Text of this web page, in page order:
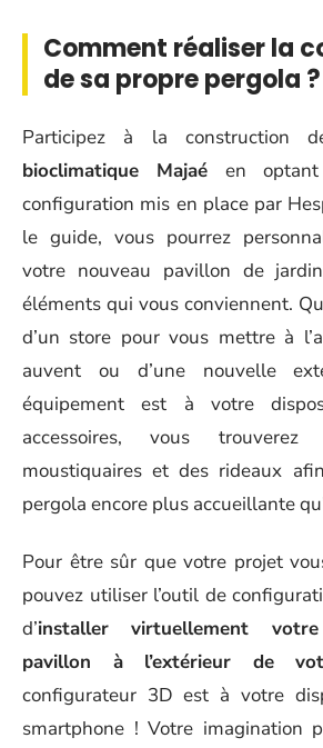
Comment réaliser la
de sa propre pergola ?
Participez à la construction
bioclimatique Majaé en
configuration mis en place par
le guide, vous pourrez
votre nouveau pavillon de
éléments qui vous conviennent.
d’un store pour vous mettre à
auvent ou d’une nouvelle
équipement est à votre
accessoires, vous trouverez
moustiquaires et des rideaux
pergola encore plus accueillante
Pour être sûr que votre projet
pouvez utiliser l’outil de
d’installer virtuellement
pavillon à l’extérieur de
configurateur 3D est à votre
smartphone ! Votre imagination